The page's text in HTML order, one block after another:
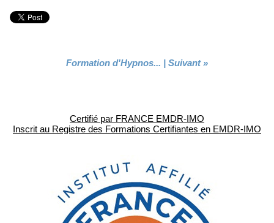
Formation d'Hypnos... | Suivant »
Certifié par FRANCE EMDR-IMO
Inscrit au Registre des Formations Certifiantes en EMDR-IMO